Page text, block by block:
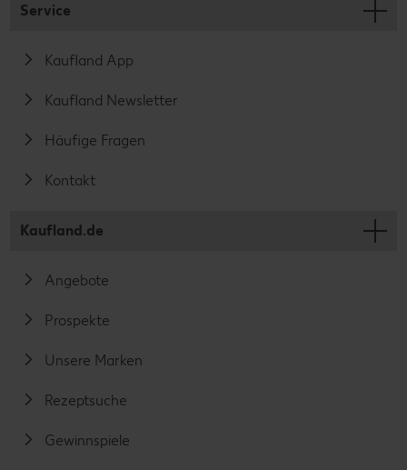
Service
Kaufland App
Kaufland Newsletter
Häufige Fragen
Kontakt
Kaufland.de
Angebote
Prospekte
Unsere Marken
Rezeptsuche
Gewinnspiele